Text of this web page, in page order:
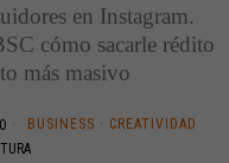
en Instagram.
cómo sacarle rédito
más masivo
BUSINESS · CREATIVIDAD